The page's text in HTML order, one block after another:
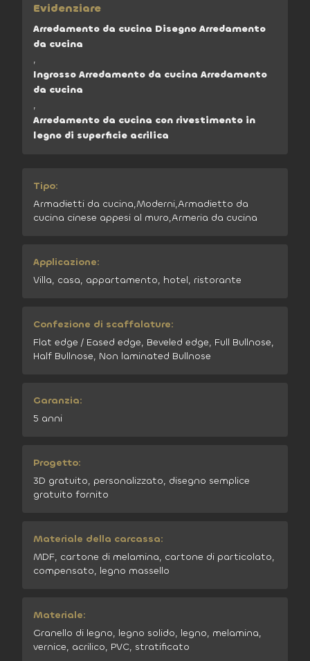
Evidenziare
Arredamento da cucina Disegno Arredamento
da cucina
,
Ingrosso Arredamento da cucina Arredamento
da cucina
,
Arredamento da cucina con rivestimento in
legno di superficie acrilica
Tipo:
Armadietti da cucina,Moderni,Armadietto da
cucina cinese appesi al muro,Armeria da cucina
Applicazione:
Villa, casa, appartamento, hotel, ristorante
Confezione di scaffalature:
Flat edge / Eased edge, Beveled edge, Full Bullnose,
Half Bullnose, Non laminated Bullnose
Garanzia:
5 anni
Progetto:
3D gratuito, personalizzato, disegno semplice
gratuito fornito
Materiale della carcassa:
MDF, cartone di melamina, cartone di particolato,
compensato, legno massello
Materiale:
Granello di legno, legno solido, legno, melamina,
vernice, acrilico, PVC, stratificato